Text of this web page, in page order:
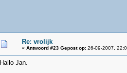
Re: vrolijk
« Antwoord #23 Gepost op:26-09-2007,
Hallo Jan.